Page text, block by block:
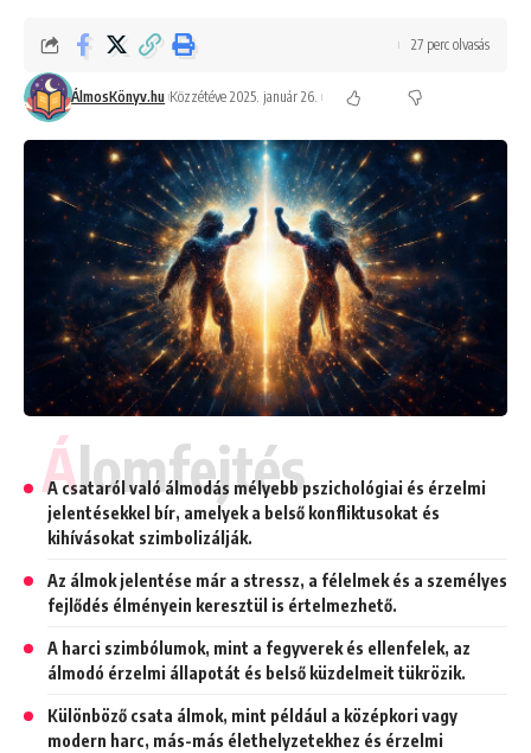
ÁlmosKönyv.hu Közzétéve 2025. január 26.
27 perc olvasás
Álomfejtés
A csataról való álmodás mélyebb pszichológiai és érzelmi
jelentésekkel bír, amelyek a belső konfliktusokat és
kihívásokat szimbolizálják.
Az álmok jelentése már a stressz, a félelmek és a személyes
fejlődés élményein keresztül is értelmezhető.
A harci szimbólumok, mint a fegyverek és ellenfelek, az
álmodó érzelmi állapotát és belső küzdelmeit tükrözik.
Különböző csata álmok, mint például a középkori vagy
modern harc, más-más élethelyzetekhez és érzelmi